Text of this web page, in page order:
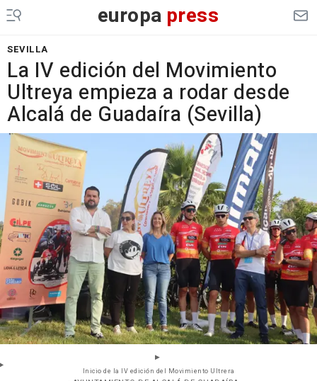
europa press
SEVILLA
La IV edición del Movimiento
Ultreya empieza a rodar desde
Alcalá de Guadaíra (Sevilla)
Inicio de la IV edición del Movimiento Ultrera